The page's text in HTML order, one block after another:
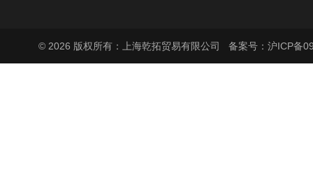
© 2026 版权所有：上海乾拓贸易有限公司 备案号：沪ICP备